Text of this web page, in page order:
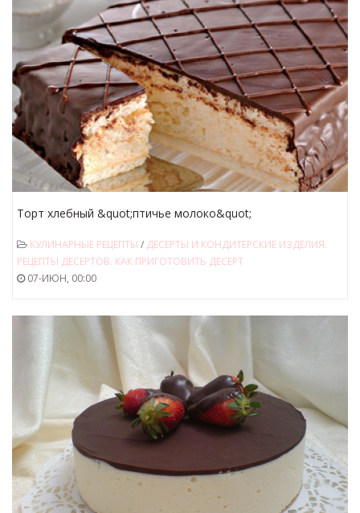
Торт хлебный &quot;птичье молоко&quot;
КУЛИНАРНЫЕ РЕЦЕПТЫ / ДЕСЕРТЫ И КОНДИТЕРСКИЕ ИЗДЕЛИЯ.
РЕЦЕПТЫ ДЕСЕРТОВ. КАК ПРИГОТОВИТЬ ДЕСЕРТ
07-ИЮН, 00:00